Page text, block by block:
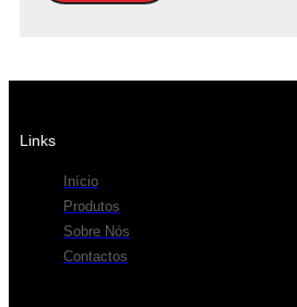
Links
Início
Produtos
Sobre Nós
Contactos